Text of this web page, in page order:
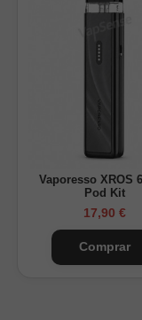
Vaporesso XROS
Pod Kit
17,90 €
Comprar